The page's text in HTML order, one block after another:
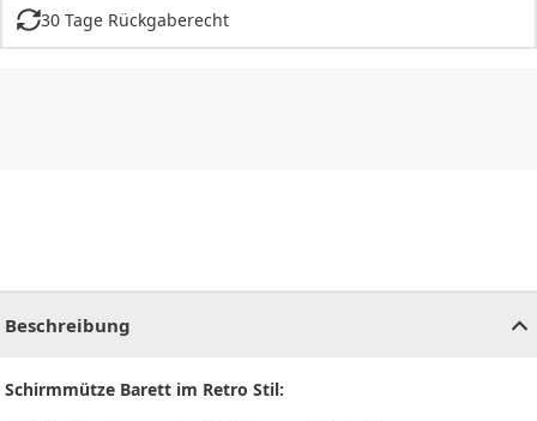
30 Tage Rückgaberecht
Beschreibung
Schirmmütze Barett im Retro Stil: